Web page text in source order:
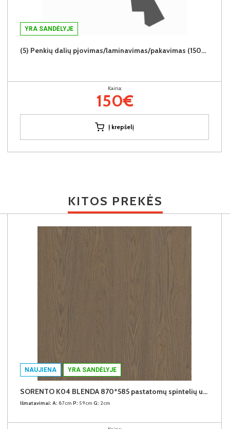
YRA SANDĖLYJE
(5) Penkių dalių pjovimas/laminavimas/pakavimas (150€/5vnt.)
Kaina:
150€
Į krepšelį
KITOS PREKĖS
NAUJIENA YRA SANDĖLYJE
SORENTO K04 BLENDA 870*585 pastatomų spintelių užbaigimo detalė (Baltic Storm)
Išmatavimai: A: 87cm P: 59cm G: 2cm